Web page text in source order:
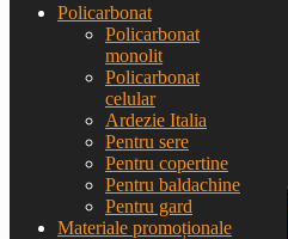
Policarbonat
Policarbonat
monolit
Policarbonat
celular
Ardezie Italia
Pentru sere
Pentru copertine
Pentru baldachine
Pentru gard
Materiale promoționale